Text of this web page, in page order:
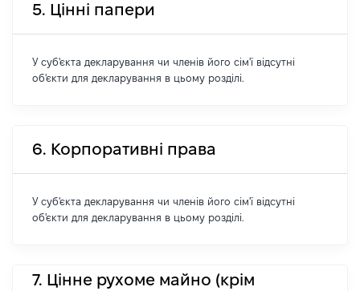
5. Цінні папери
У суб'єкта декларування чи членів його сім'ї відсутні
об'єкти для декларування в цьому розділі.
6. Корпоративні права
У суб'єкта декларування чи членів його сім'ї відсутні
об'єкти для декларування в цьому розділі.
7. Цінне рухоме майно (крім